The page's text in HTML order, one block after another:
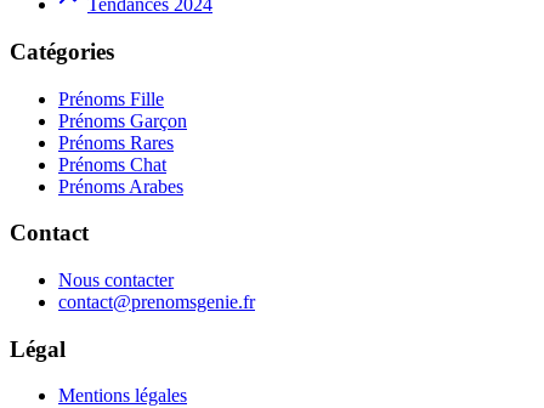
Tendances 2024
Catégories
Prénoms Fille
Prénoms Garçon
Prénoms Rares
Prénoms Chat
Prénoms Arabes
Contact
Nous contacter
contact@prenomsgenie.fr
Légal
Mentions légales